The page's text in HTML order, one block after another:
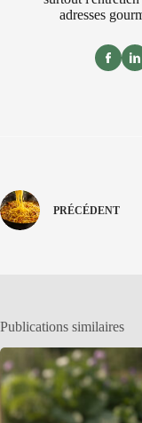
adresses
PRÉCÉDENT
Publications similaires